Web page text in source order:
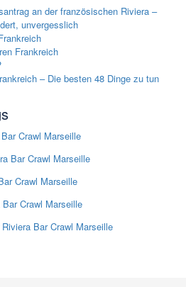
an der französischen Riviera –
unvergesslich
Frankreich
– Die besten 48 Dinge zu tun
Crawl Marseille
Bar Crawl Marseille
Crawl Marseille
Bar Crawl Marseille
Riviera Bar Crawl Marseille